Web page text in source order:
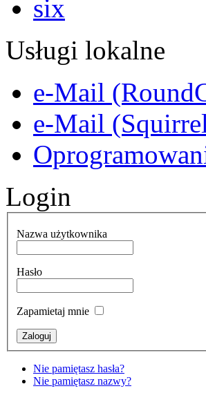
Usługi lokalne
e-Mail
e-Mail
Login
Nazwa użytkownika
Hasło
Zapamietaj mnie
Nie pamiętasz hasła?
Nie pamiętasz nazwy?